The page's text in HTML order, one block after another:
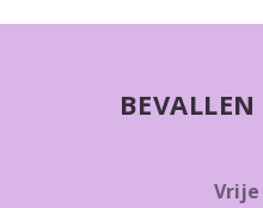
BEVALLEN
Vrije